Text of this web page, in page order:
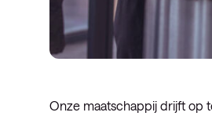
Onze maatschappij drijft op